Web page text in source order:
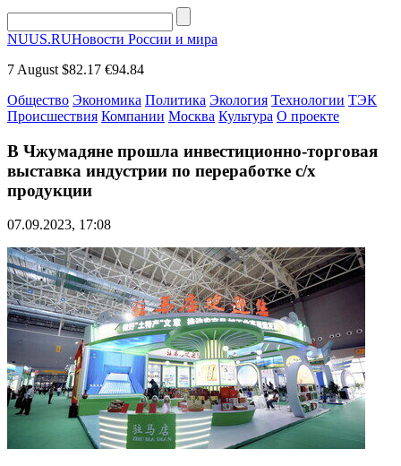
NUUS.RUНовости России и мира
7 August $82.17 €94.84
Общество Экономика Политика Экология Технологии ТЭК
Происшествия Компании Москва Культура О проекте
В Чжумадяне прошла инвестиционно-торговая
выставка индустрии по переработке с/х
продукции
07.09.2023, 17:08